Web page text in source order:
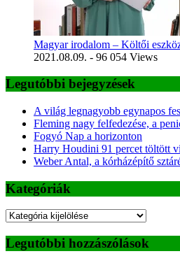
Magyar irodalom – Költői
2021.08.09. - 96 054 Views
Legutóbbi bejegyzések
A világ legnagyobb egynapos
Fleming nagy felfedezése, a
Fogyó Nap a horizonton
Harry Houdini 91 percet töltött
Weber Antal, a kórházépítő
Kategóriák
Kategóriák
Legutóbbi hozzászólások